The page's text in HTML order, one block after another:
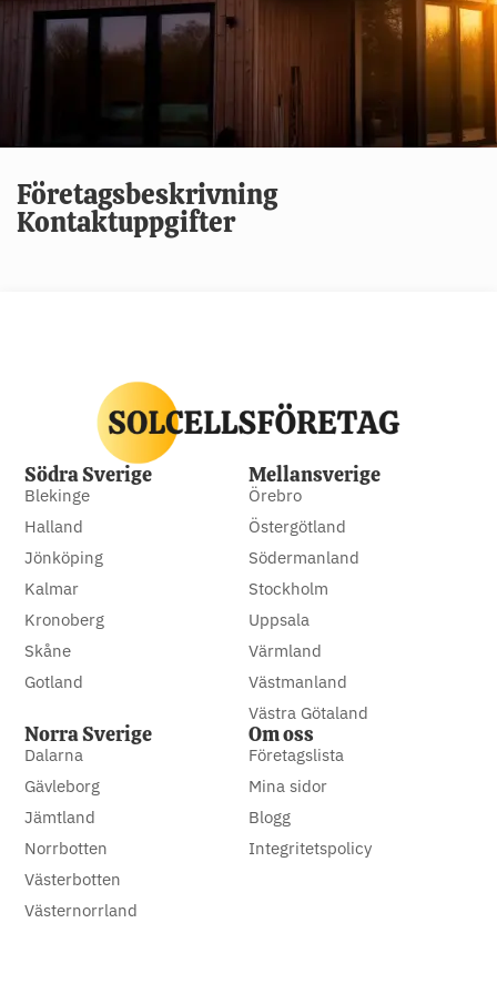
Företagsbeskrivning
Kontaktuppgifter
Södra Sverige
Blekinge
Halland
Jönköping
Kalmar
Kronoberg
Skåne
Gotland
Mellansverige
Örebro
Östergötland
Södermanland
Stockholm
Uppsala
Värmland
Västmanland
Västra Götaland
Norra Sverige
Dalarna
Gävleborg
Jämtland
Norrbotten
Västerbotten
Västernorrland
Om oss
Företagslista
Mina sidor
Blogg
Integritetspolicy